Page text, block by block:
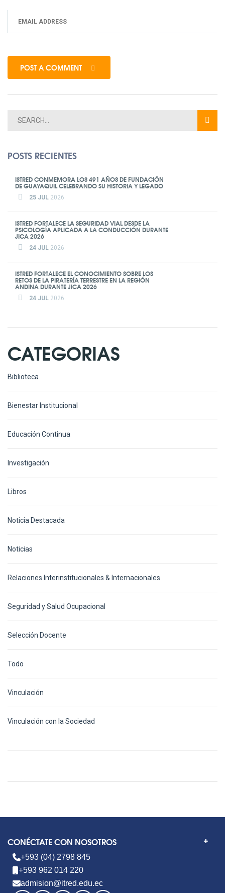
POST A COMMENT
POSTS RECIENTES
ISTRED CONMEMORA LOS 491 AÑOS DE FUNDACIÓN
DE GUAYAQUIL CELEBRANDO SU HISTORIA Y LEGADO
25 JUL 2026
ISTRED FORTALECE LA SEGURIDAD VIAL DESDE LA
PSICOLOGÍA APLICADA A LA CONDUCCIÓN DURANTE
JICA 2026
24 JUL 2026
ISTRED FORTALECE EL CONOCIMIENTO SOBRE LOS
RETOS DE LA PIRATERÍA TERRESTRE EN LA REGIÓN
ANDINA DURANTE JICA 2026
24 JUL 2026
CATEGORIAS
Biblioteca
Bienestar Institucional
Educación Continua
Investigación
Libros
Noticia Destacada
Noticias
Relaciones Interinstitucionales & Internacionales
Seguridad y Salud Ocupacional
Selección Docente
Todo
Vinculación
Vinculación con la Sociedad
CONÉCTATE CON NOSOTROS
+593 (04) 2798 845
+593 962 014 220
admision@itred.edu.ec